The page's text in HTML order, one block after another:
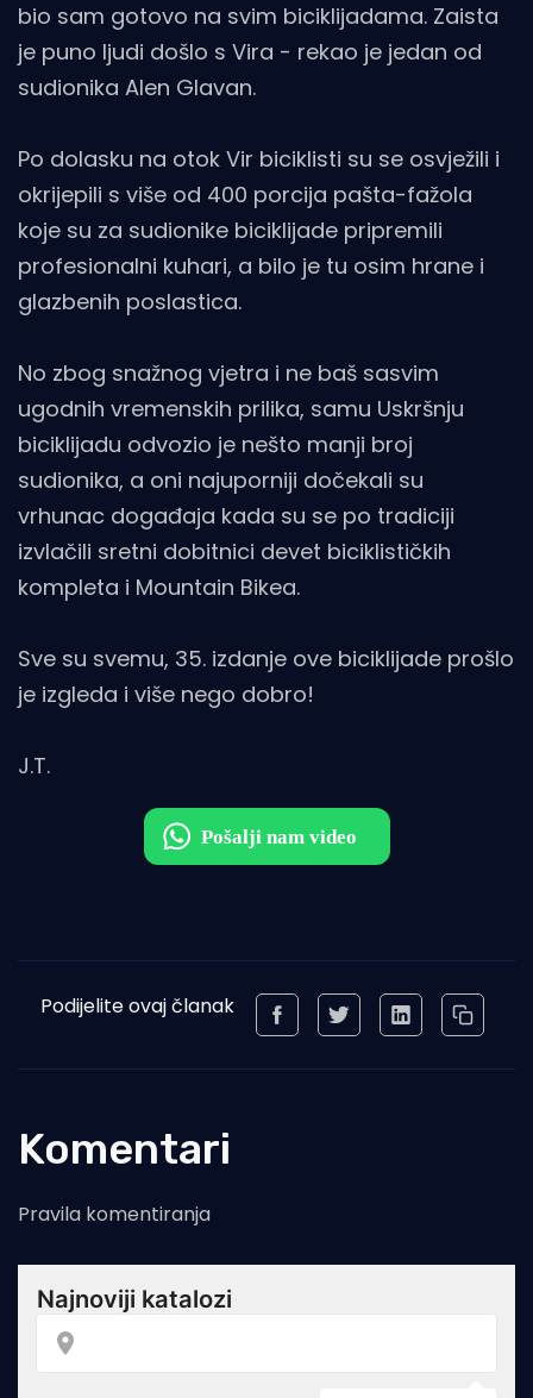
bio sam gotovo na svim biciklijadama. Zaista
je puno ljudi došlo s Vira - rekao je jedan od
sudionika Alen Glavan.
Po dolasku na otok Vir biciklisti su se osvježili i
okrijepili s više od 400 porcija pašta-fažola
koje su za sudionike biciklijade pripremili
profesionalni kuhari, a bilo je tu osim hrane i
glazbenih poslastica.
No zbog snažnog vjetra i ne baš sasvim
ugodnih vremenskih prilika, samu Uskršnju
biciklijadu odvozio je nešto manji broj
sudionika, a oni najuporniji dočekali su
vrhunac događaja kada su se po tradiciji
izvlačili sretni dobitnici devet biciklističkih
kompleta i Mountain Bikea.
Sve su svemu, 35. izdanje ove biciklijade prošlo
je izgleda i više nego dobro!
J.T.
Podijelite ovaj članak
Komentari
Pravila komentiranja